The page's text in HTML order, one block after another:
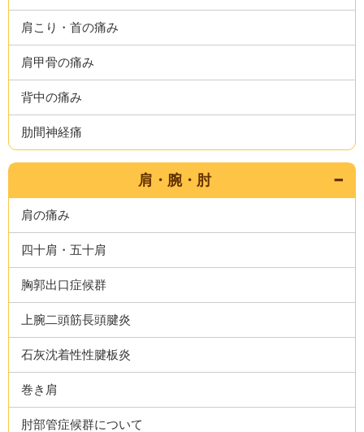
肩こり・首の痛み
肩甲骨の痛み
背中の痛み
肋間神経痛
肩・腕・肘
肩の痛み
四十肩・五十肩
胸郭出口症候群
上腕二頭筋長頭腱炎
石灰沈着性性腱板炎
巻き肩
肘部管症候群について